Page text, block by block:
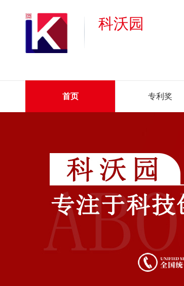
科沃园
首页 专利奖